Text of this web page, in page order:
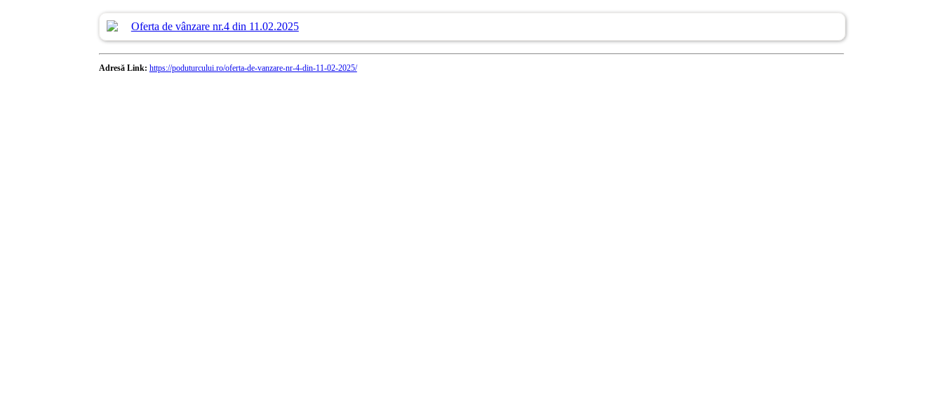
Oferta de vânzare nr.4 din 11.02.2025
Adresă Link: https://poduturcului.ro/oferta-de-vanzare-nr-4-din-11-02-2025/